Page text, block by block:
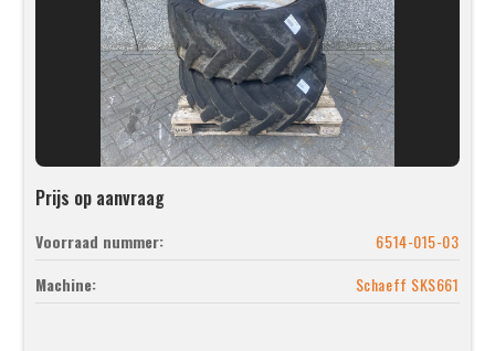
Prijs op aanvraag
Voorraad nummer:
6514-015-03
Machine:
Schaeff SKS661